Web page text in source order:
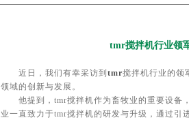
tmr搅拌机行业领
近日，我们有幸采访到 tmr搅拌机行业的领
领域的创新与发展。
他提到，tmr搅拌机作为畜牧业的重要设备
业一直致力于tmr搅拌机的研发与升级，通过引